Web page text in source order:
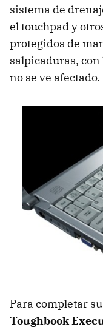
sistema de
el touchpad y
protegidos de
salpicaduras,
no se ve afectado.
Para completar
Toughbook